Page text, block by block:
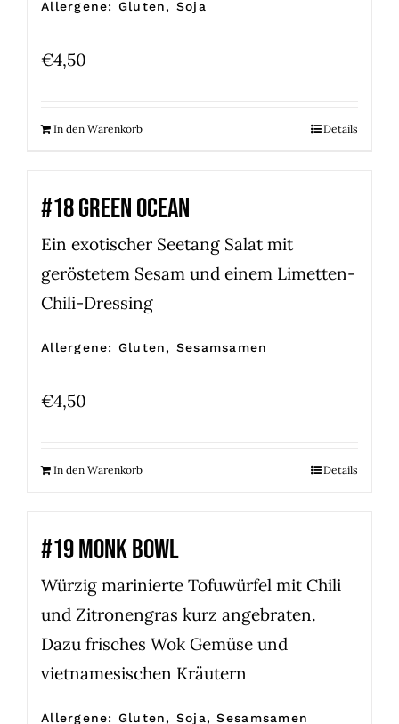
Allergene: Gluten, Soja
€4,50
In den Warenkorb Details
#18 GREEN OCEAN
Ein exotischer Seetang Salat mit
geröstetem Sesam und einem Limetten-
Chili-Dressing
Allergene: Gluten, Sesamsamen
€4,50
In den Warenkorb Details
#19 MONK BOWL
Würzig marinierte Tofuwürfel mit Chili
und Zitronengras kurz angebraten.
Dazu frisches Wok Gemüse und
vietnamesischen Kräutern
Allergene: Gluten, Soja, Sesamsamen